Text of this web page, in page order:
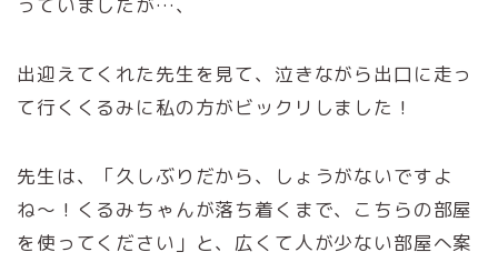
っていましたが…、
出迎えてくれた先生を見て、泣きながら出口に走っ
て行くくるみに私の方がビックリしました！
先生は、「久しぶりだから、しょうがないですよ
ね〜！くるみちゃんが落ち着くまで、こちらの部屋
を使ってください」と、広くて人が少ない部屋へ案